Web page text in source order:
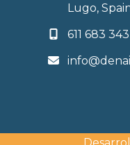
Lugo,
611 683 343